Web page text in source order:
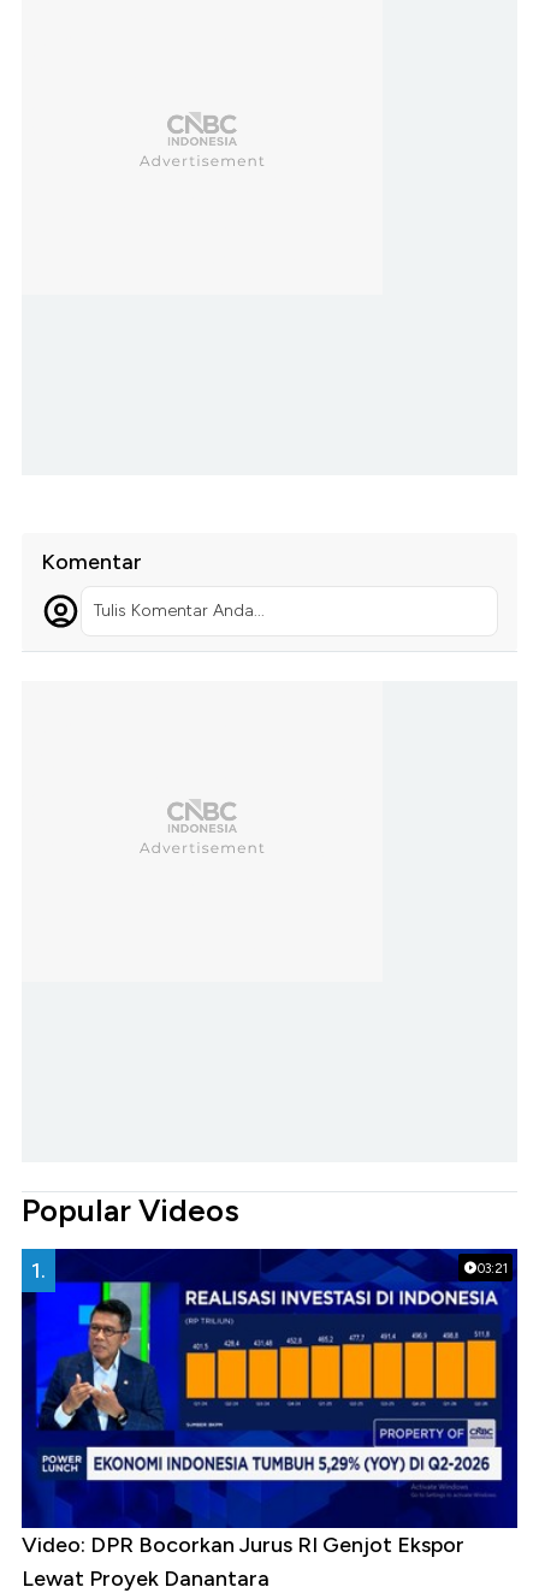
Komentar
Tulis Komentar Anda...
Popular Videos
03:21
1.
Video: DPR Bocorkan Jurus RI Genjot Ekspor
Lewat Proyek Danantara